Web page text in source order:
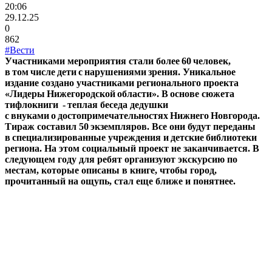
20:06
29.12.25
0
862
#Вести
Участниками мероприятия стали более 60 человек,
в том числе дети с нарушениями зрения. Уникальное
издание создано участниками регионального проекта
«Лидеры Нижегородской области». В основе сюжета
тифлокниги - теплая беседа дедушки
с внуками о достопримечательностях Нижнего Новгорода.
Тираж составил 50 экземпляров. Все они будут переданы
в специализированные учреждения и детские библиотеки
региона. На этом социальный проект не заканчивается. В
следующем году для ребят организуют экскурсию по
местам, которые описаны в книге, чтобы город,
прочитанный на ощупь, стал еще ближе и понятнее.